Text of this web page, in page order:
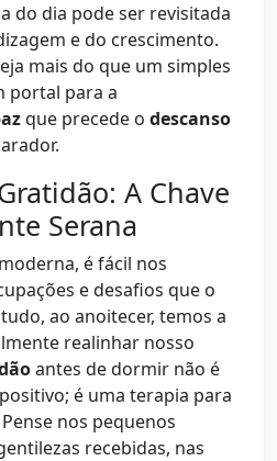
do dia pode ser revisitada
e do crescimento.
mais do que um simples
portal para a
que precede o descanso
A Chave
Serana
é fácil nos
e desafios que o
ao anoitecer, temos a
realinhar nosso
antes de dormir não é
é uma terapia para
nos pequenos
recebidas, nas